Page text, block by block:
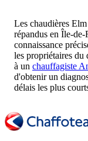
Les chaudières
répandus en Île-
connaissance
les propriétaires du
à un chauffagiste
d'obtenir un
délais les plus